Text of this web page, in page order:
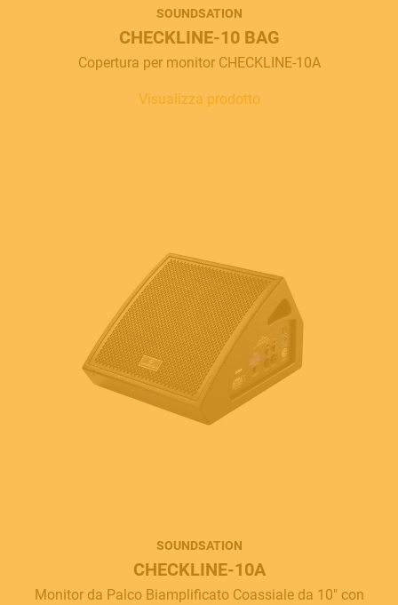
SOUNDSATION
CHECKLINE-10 BAG
Copertura per monitor CHECKLINE-10A
Visualizza prodotto
SOUNDSATION
CHECKLINE-10A
Monitor da Palco Biamplificato Coassiale da 10" con